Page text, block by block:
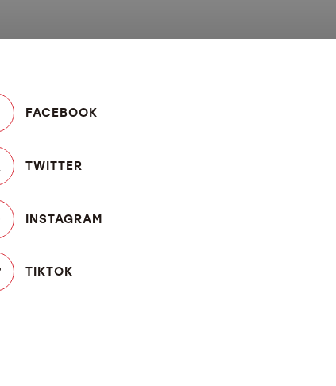
FACEBOOK
TWITTER
INSTAGRAM
TIKTOK